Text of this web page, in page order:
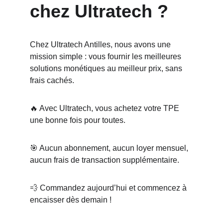
chez Ultratech ?
Chez Ultratech Antilles, nous avons une
mission simple : vous fournir les meilleures
solutions monétiques au meilleur prix, sans
frais cachés.
🔥 Avec Ultratech, vous achetez votre TPE
une bonne fois pour toutes.
🎯 Aucun abonnement, aucun loyer mensuel,
aucun frais de transaction supplémentaire.
💨 Commandez aujourd’hui et commencez à
encaisser dès demain !